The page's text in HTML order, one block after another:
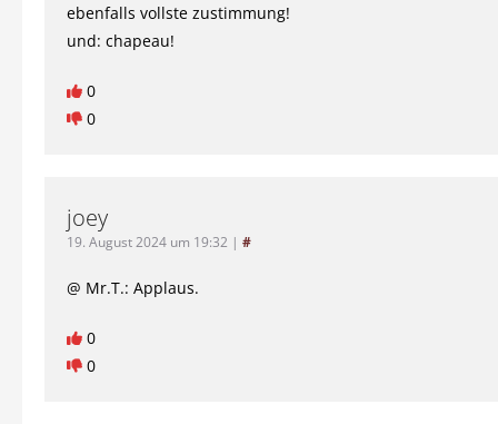
ebenfalls vollste zustimmung!
und: chapeau!
0
0
joey
19. August 2024 um 19:32 | #
@ Mr.T.: Applaus.
0
0